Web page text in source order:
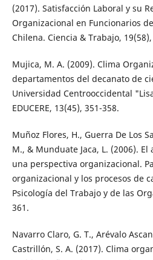
(2017). Satisfacción Laboral y su
Organizacional en Funcionarios
Chilena. Ciencia & Trabajo,
Mujica, M. A. (2009). Clima
departamentos del decanato de
Universidad Centrooccidental
EDUCERE, 13(45), 351-358.
Muñoz Flores, H., Guerra De Los
M., & Munduate Jaca, L. (2006).
una perspectiva organizacional.
organizacional y los procesos de
Psicología del Trabajo y de las
361.
Navarro Claro, G. T., Arévalo
Castrillón, S. A. (2017). Clima